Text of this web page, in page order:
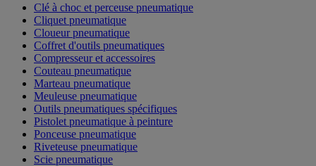
Clé à choc et perceuse pneumatique
Cliquet pneumatique
Cloueur pneumatique
Coffret d'outils pneumatiques
Compresseur et accessoires
Couteau pneumatique
Marteau pneumatique
Meuleuse pneumatique
Outils pneumatiques spécifiques
Pistolet pneumatique à peinture
Ponceuse pneumatique
Riveteuse pneumatique
Scie pneumatique